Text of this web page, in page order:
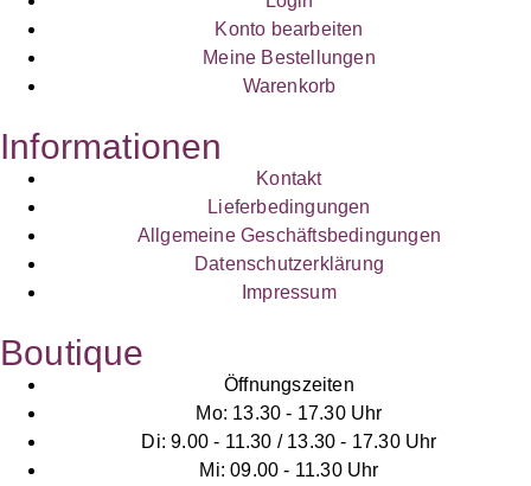
Konto bearbeiten
Meine Bestellungen
Warenkorb
Informationen
Kontakt
Lieferbedingungen
Allgemeine Geschäftsbedingungen
Datenschutzerklärung
Impressum
Boutique
Öffnungszeiten
Mo: 13.30 - 17.30 Uhr
Di: 9.00 - 11.30 / 13.30 - 17.30 Uhr
Mi: 09.00 - 11.30 Uhr